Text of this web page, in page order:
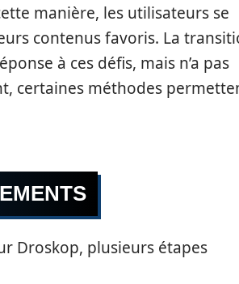
manière, les utilisateurs se
contenus favoris. La
à ces défis, mais n’a pas
certaines méthodes
Droskop, plusieurs étapes